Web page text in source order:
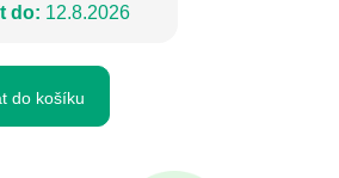
do: 12.8.2026
do košíku